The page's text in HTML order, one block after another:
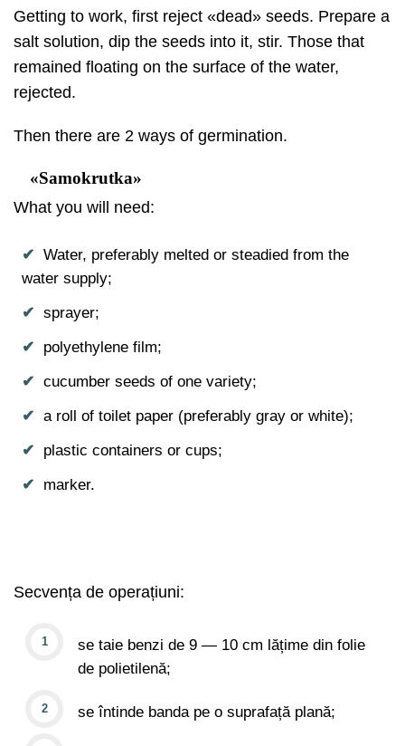
Getting to work, first reject «dead» seeds. Prepare a
salt solution, dip the seeds into it, stir. Those that
remained floating on the surface of the water,
rejected.
Then there are 2 ways of germination.
«Samokrutka»
What you will need:
Water, preferably melted or steadied from the
water supply;
sprayer;
polyethylene film;
cucumber seeds of one variety;
a roll of toilet paper (preferably gray or white);
plastic containers or cups;
marker.
Secvența de operațiuni:
se taie benzi de 9 — 10 cm lățime din folie
de polietilenă;
se întinde banda pe o suprafață plană;